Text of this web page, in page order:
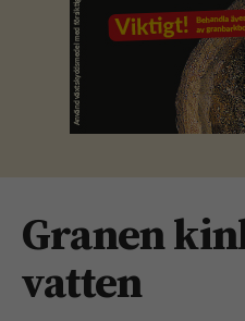
Granen
vatten